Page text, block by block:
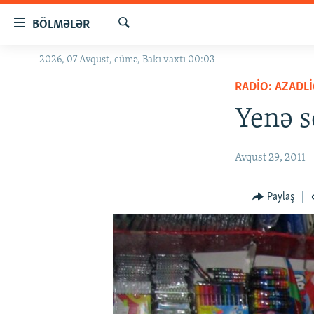
BÖLMƏLƏR
GÜNDƏM
Axtar
2026, 07 Avqust, cümə, Bakı vaxtı 00:03
RADIO:
Yenə
Avqust 29, 2011
Paylaş